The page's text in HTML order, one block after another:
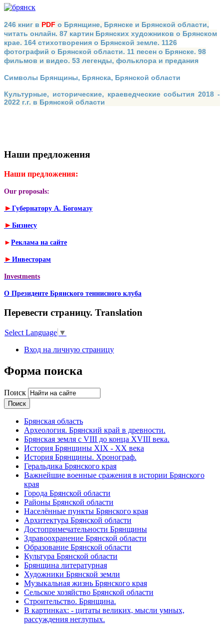
246 книг в PDF о Брянщине, Брянске и Брянской области,
читать онлайн. 87 картин Брянских художников о Брянском
крае. 164 стихотворения о Брянской земле. 1126
фотографий о Брянской области. 11 песен о Брянске. 98
фильмов и видео. 53 легенды, фольклора и предания
Символы Брянщины, Брянска, Брянской области
Культурные, исторические, краеведческие события 2018 -
2022 г.г. в Брянской области
Наши предложения
Наши предложения:
Our proposals:
► Губернатору А. Богомазу
► Бизнесу
► Реклама на сайте
► Инвесторам
Investments
О Президенте Брянского теннисного клуба
Перевести страницу. Translation
Select Language ▼
Вход на личную страницу
Форма поиска
Поиск
Брянская область
Археология. Брянский край в древности.
Брянская земля с VIII до конца XVIII века.
История Брянщины XIX - XX века
История Брянщины. Хронограф.
Геральдика Брянского края
Важнейшие военные сражения в истории Брянского
края
Города Брянской области
Районы Брянской области
Населённые пункты Брянского края
Архитектура Брянской области
Достопримечательности Брянщины
Здравоохранение Брянской области
Образование Брянской области
Культура Брянской области
Брянщина литературная
Художники Брянской земли
Музыкальная жизнь Брянского края
Сельское хозяйство Брянской области
Строительство. Брянщина.
В картинках: - цитаты великих, мысли умных,
рассуждения неглупых.